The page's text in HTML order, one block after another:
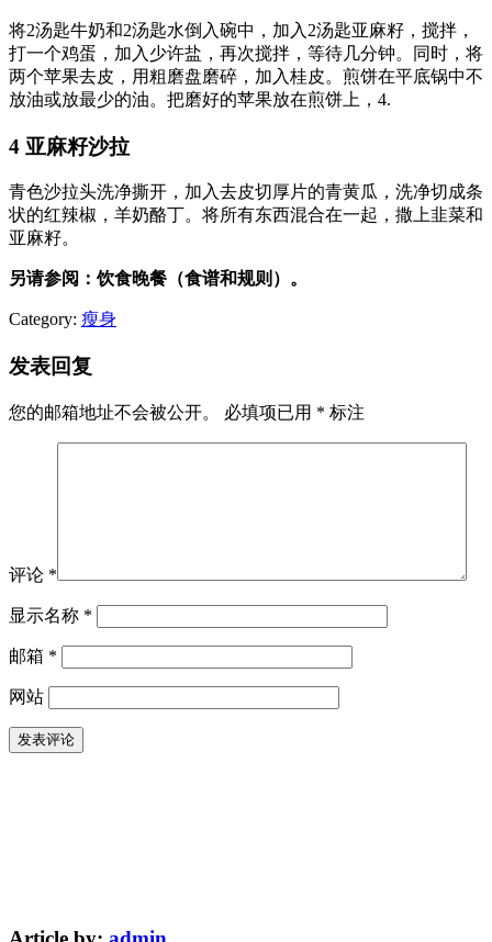
将2汤匙牛奶和2汤匙水倒入碗中，加入2汤匙亚麻籽，搅拌，
打一个鸡蛋，加入少许盐，再次搅拌，等待几分钟。同时，将
两个苹果去皮，用粗磨盘磨碎，加入桂皮。煎饼在平底锅中不
放油或放最少的油。把磨好的苹果放在煎饼上，4.
4 亚麻籽沙拉
青色沙拉头洗净撕开，加入去皮切厚片的青黄瓜，洗净切成条
状的红辣椒，羊奶酪丁。将所有东西混合在一起，撒上韭菜和
亚麻籽。
另请参阅：饮食晚餐（食谱和规则）。
Category: 瘦身
发表回复
您的邮箱地址不会被公开。 必填项已用 * 标注
评论 *
显示名称 *
邮箱 *
网站